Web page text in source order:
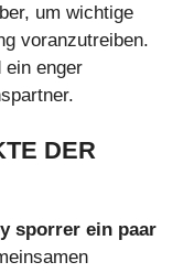
um wichtige
voranzutreiben.
ein enger
DER
sporrer ein paar